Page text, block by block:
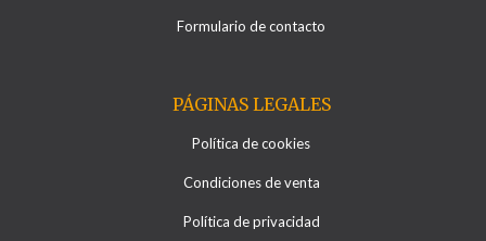
Formulario de contacto
PÁGINAS LEGALES
Política de cookies
Condiciones de venta
Política de privacidad